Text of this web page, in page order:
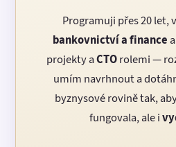
Programuji přes 20 let,
bankovnictví a finance
projekty aCTOrolemi —
umím navrhnout a
byznysové rovině tak,
fungovala, ale i